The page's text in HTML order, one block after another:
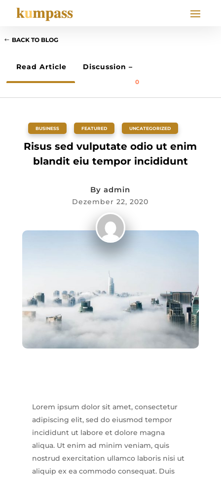
BACK TO BLOG
Read Article Discussion –
0
BUSINESS FEATURED UNCATEGORIZED
Risus sed vulputate odio ut enim
blandit eiu tempor incididunt
Byadmin
Dezember 22, 2020
Lorem ipsum dolor sit amet, consectetur
adipiscing elit, sed do eiusmod tempor
incididunt ut labore et dolore magna
aliqua. Ut enim ad minim veniam, quis
nostrud exercitation ullamco laboris nisi ut
aliquip ex ea commodo consequat. Duis